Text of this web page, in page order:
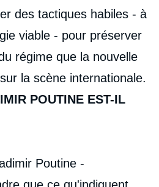
des tactiques habiles - à
viable - pour préserver
régime que la nouvelle
la scène internationale.
POUTINE EST-IL
Poutine -
que ce qu'indiquent